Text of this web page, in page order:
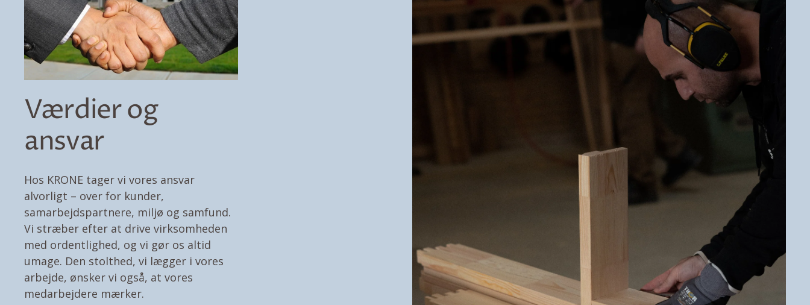
Værdier og
ansvar
Hos KRONE tager vi vores ansvar
alvorligt – over for kunder,
samarbejdspartnere, miljø og samfund.
Vi stræber efter at drive virksomheden
med ordentlighed, og vi gør os altid
umage. Den stolthed, vi lægger i vores
arbejde, ønsker vi også, at vores
medarbejdere mærker.